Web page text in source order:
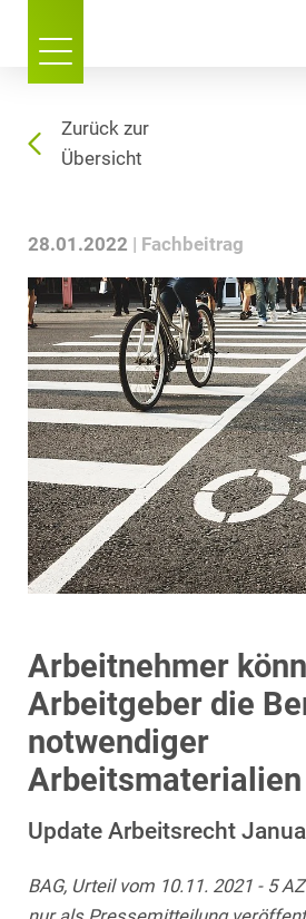
Zurück zur
Übersicht
28.01.2022 Fachbeitrag
Arbeitnehmer
Arbeitgeber die
notwendiger
Update Arbeitsrecht
BAG, Urteil vom 10.11. 2021 - 5